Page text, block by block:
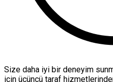
Size daha iyi bir deneyim
için üçüncü taraf